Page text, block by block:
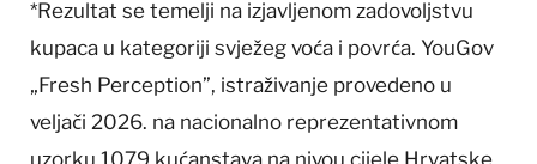
*Rezultat se temelji na izjavljenom zadovoljstvu
kupaca u kategoriji svježeg voća i povrća. YouGov
„Fresh Perception”, istraživanje provedeno u
veljači 2026. na nacionalno reprezentativnom